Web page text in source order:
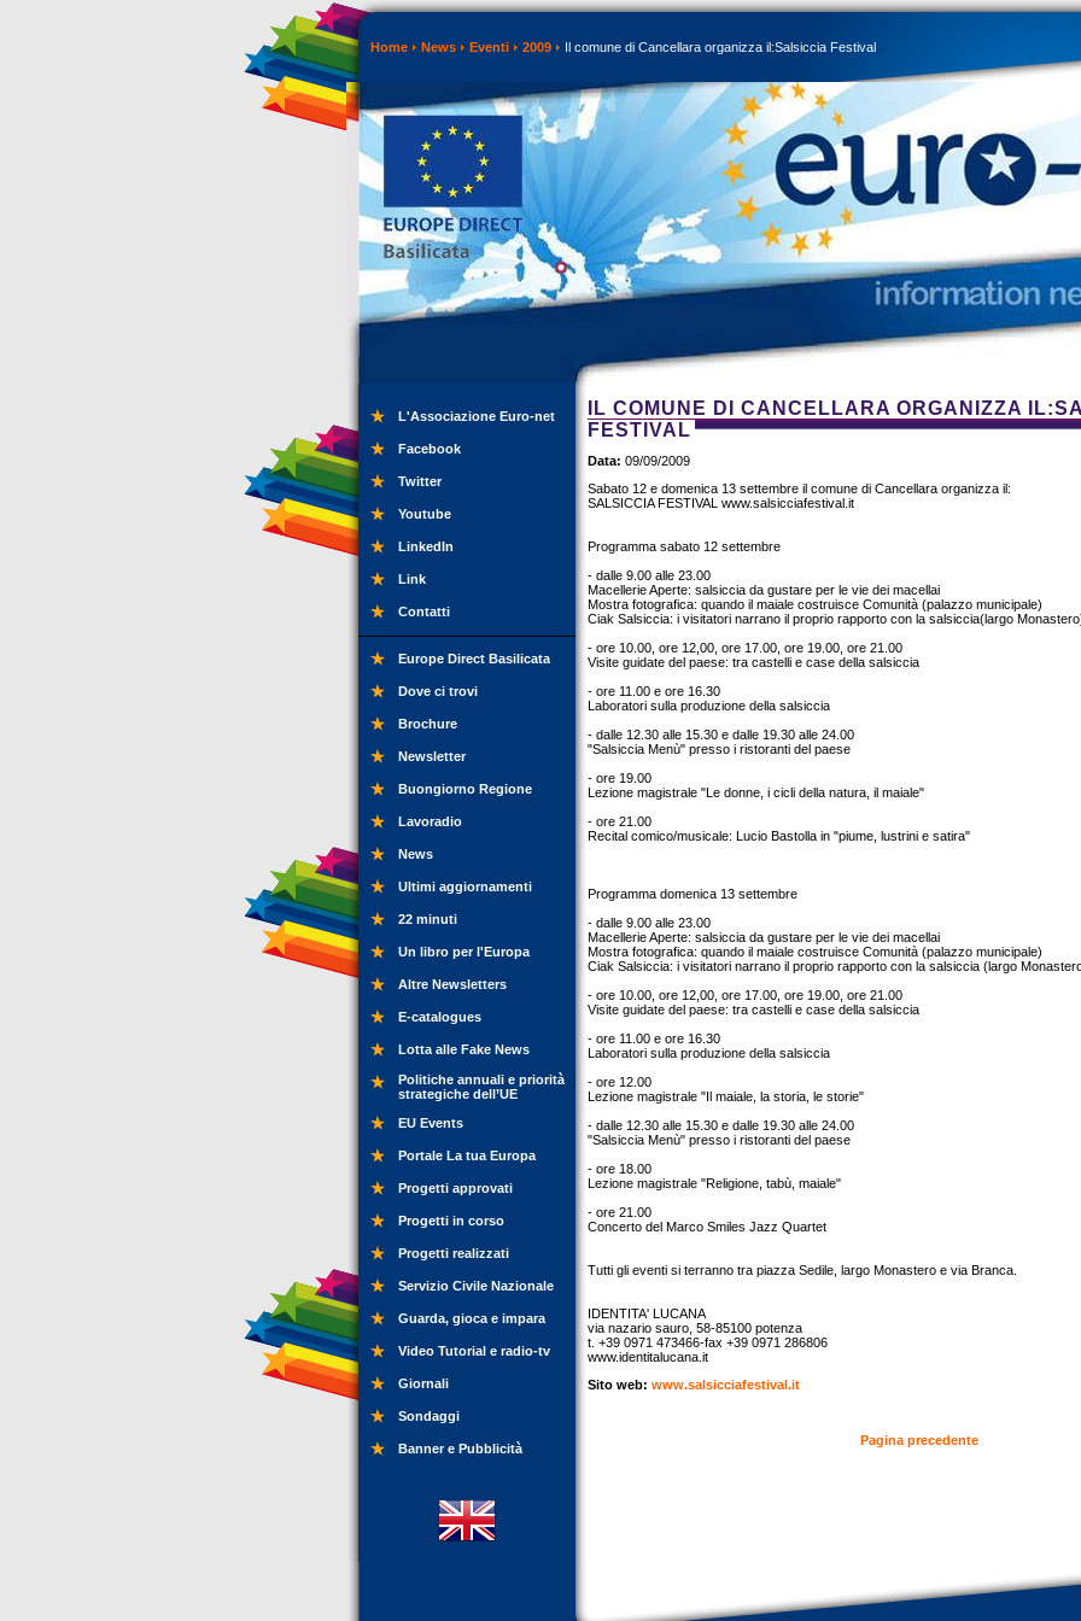
Home News Eventi 2009 Il comune di Cancellara organizza il:Salsiccia Festival
L'Associazione Euro-net
Facebook
Twitter
Youtube
LinkedIn
Link
Contatti
Europe Direct Basilicata
Dove ci trovi
Brochure
Newsletter
Buongiorno Regione
Lavoradio
News
Ultimi aggiornamenti
22 minuti
Un libro per l'Europa
Altre Newsletters
E-catalogues
Lotta alle Fake News
Politiche annuali e priorità
strategiche dell’UE
EU Events
Portale La tua Europa
Progetti approvati
Progetti in corso
Progetti realizzati
Servizio Civile Nazionale
Guarda, gioca e impara
Video Tutorial e radio-tv
Giornali
Sondaggi
Banner e Pubblicità
IL COMUNE DI CANCELLARA ORGANIZZA
FESTIVAL
Data: 09/09/2009
Sabato 12 e domenica 13 settembre il comune di Cancellara organizza il:
SALSICCIA FESTIVAL www.salsicciafestival.it
Programma sabato 12 settembre
- dalle 9.00 alle 23.00
Macellerie Aperte: salsiccia da gustare per le vie dei macellai
Mostra fotografica: quando il maiale costruisce Comunità (palazzo municipale)
Ciak Salsiccia: i visitatori narrano il proprio rapporto con la salsiccia(largo
- ore 10.00, ore 12,00, ore 17.00, ore 19.00, ore 21.00
Visite guidate del paese: tra castelli e case della salsiccia
- ore 11.00 e ore 16.30
Laboratori sulla produzione della salsiccia
- dalle 12.30 alle 15.30 e dalle 19.30 alle 24.00
"Salsiccia Menù" presso i ristoranti del paese
- ore 19.00
Lezione magistrale "Le donne, i cicli della natura, il maiale"
- ore 21.00
Recital comico/musicale: Lucio Bastolla in "piume, lustrini e satira"
Programma domenica 13 settembre
- dalle 9.00 alle 23.00
Macellerie Aperte: salsiccia da gustare per le vie dei macellai
Mostra fotografica: quando il maiale costruisce Comunità (palazzo municipale)
Ciak Salsiccia: i visitatori narrano il proprio rapporto con la salsiccia (largo
- ore 10.00, ore 12,00, ore 17.00, ore 19.00, ore 21.00
Visite guidate del paese: tra castelli e case della salsiccia
- ore 11.00 e ore 16.30
Laboratori sulla produzione della salsiccia
- ore 12.00
Lezione magistrale "Il maiale, la storia, le storie"
- dalle 12.30 alle 15.30 e dalle 19.30 alle 24.00
"Salsiccia Menù" presso i ristoranti del paese
- ore 18.00
Lezione magistrale "Religione, tabù, maiale"
- ore 21.00
Concerto del Marco Smiles Jazz Quartet
Tutti gli eventi si terranno tra piazza Sedile, largo Monastero e via Branca.
IDENTITA' LUCANA
via nazario sauro, 58-85100 potenza
t. +39 0971 473466-fax +39 0971 286806
www.identitalucana.it
Sito web: www.salsicciafestival.it
Pagina precedente